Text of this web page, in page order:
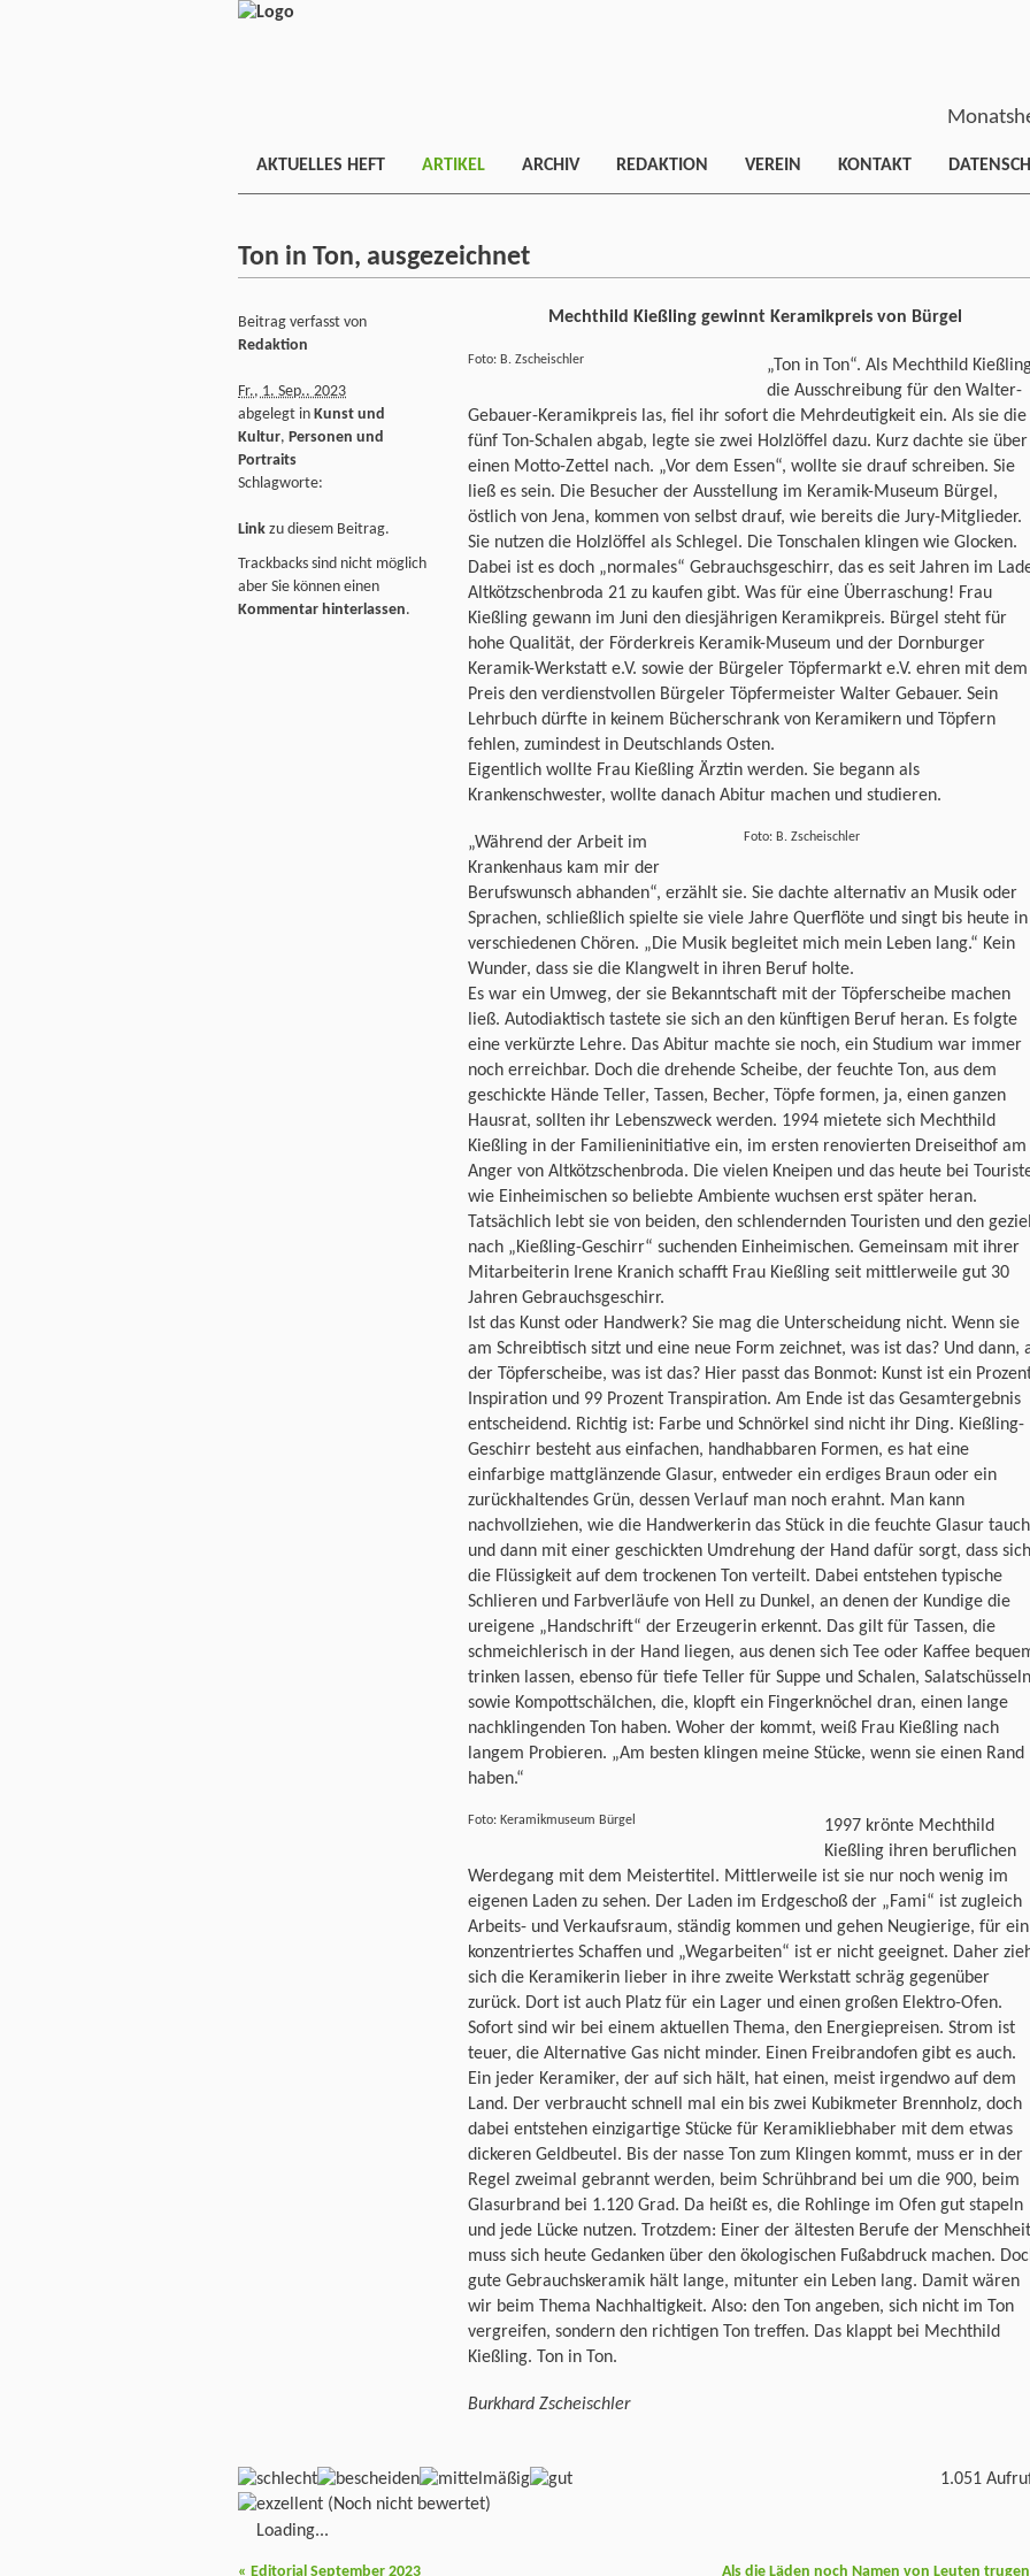
AKTUELLES HEFT ARTIKEL ARCHIV REDAKTION VEREIN KONTAKT
Ton in Ton, ausgezeichnet
Mechthild Kießling gewinnt Keramikpreis von Bürgel
Foto: B. Zscheischler
„Ton in Ton“. Als Mechthild
die Ausschreibung für den Walter-
Gebauer-Keramikpreis las, fiel ihr sofort die Mehrdeutigkeit ein. Als sie die
fünf Ton-Schalen abgab, legte sie zwei Holzlöffel dazu. Kurz dachte sie über
einen Motto-Zettel nach. „Vor dem Essen“, wollte sie drauf schreiben. Sie
ließ es sein. Die Besucher der Ausstellung im Keramik-Museum Bürgel,
östlich von Jena, kommen von selbst drauf, wie bereits die Jury-Mitglieder.
Sie nutzen die Holzlöffel als Schlegel. Die Tonschalen klingen wie Glocken.
Dabei ist es doch „normales“ Gebrauchsgeschirr, das es seit Jahren im
Altkötzschenbroda 21 zu kaufen gibt. Was für eine Überraschung! Frau
Kießling gewann im Juni den diesjährigen Keramikpreis. Bürgel steht für
hohe Qualität, der Förderkreis Keramik-Museum und der Dornburger
Keramik-Werkstatt e.V. sowie der Bürgeler Töpfermarkt e.V. ehren mit dem
Preis den verdienstvollen Bürgeler Töpfermeister Walter Gebauer. Sein
Lehrbuch dürfte in keinem Bücherschrank von Keramikern und Töpfern
fehlen, zumindest in Deutschlands Osten.
Eigentlich wollte Frau Kießling Ärztin werden. Sie begann als
Krankenschwester, wollte danach Abitur machen und studieren.
Foto: B. Zscheischler
„Während der Arbeit im
Krankenhaus kam mir der
Berufswunsch abhanden“, erzählt sie. Sie dachte alternativ an Musik oder
Sprachen, schließlich spielte sie viele Jahre Querflöte und singt bis heute in
verschiedenen Chören. „Die Musik begleitet mich mein Leben lang.“ Kein
Wunder, dass sie die Klangwelt in ihren Beruf holte.
Es war ein Umweg, der sie Bekanntschaft mit der Töpferscheibe machen
ließ. Autodiaktisch tastete sie sich an den künftigen Beruf heran. Es folgte
eine verkürzte Lehre. Das Abitur machte sie noch, ein Studium war immer
noch erreichbar. Doch die drehende Scheibe, der feuchte Ton, aus dem
geschickte Hände Teller, Tassen, Becher, Töpfe formen, ja, einen ganzen
Hausrat, sollten ihr Lebenszweck werden. 1994 mietete sich Mechthild
Kießling in der Familieninitiative ein, im ersten renovierten Dreiseithof am
Anger von Altkötzschenbroda. Die vielen Kneipen und das heute bei
wie Einheimischen so beliebte Ambiente wuchsen erst später heran.
Tatsächlich lebt sie von beiden, den schlendernden Touristen und den
nach „Kießling-Geschirr“ suchenden Einheimischen. Gemeinsam mit ihrer
Mitarbeiterin Irene Kranich schafft Frau Kießling seit mittlerweile gut 30
Jahren Gebrauchsgeschirr.
Ist das Kunst oder Handwerk? Sie mag die Unterscheidung nicht. Wenn sie
am Schreibtisch sitzt und eine neue Form zeichnet, was ist das? Und dann,
der Töpferscheibe, was ist das? Hier passt das Bonmot: Kunst ist ein
Inspiration und 99 Prozent Transpiration. Am Ende ist das Gesamtergebnis
entscheidend. Richtig ist: Farbe und Schnörkel sind nicht ihr Ding. Kießling-
Geschirr besteht aus einfachen, handhabbaren Formen, es hat eine
einfarbige mattglänzende Glasur, entweder ein erdiges Braun oder ein
zurückhaltendes Grün, dessen Verlauf man noch erahnt. Man kann
nachvollziehen, wie die Handwerkerin das Stück in die feuchte Glasur
und dann mit einer geschickten Umdrehung der Hand dafür sorgt, dass sich
die Flüssigkeit auf dem trockenen Ton verteilt. Dabei entstehen typische
Schlieren und Farbverläufe von Hell zu Dunkel, an denen der Kundige die
ureigene „Handschrift“ der Erzeugerin erkennt. Das gilt für Tassen, die
schmeichlerisch in der Hand liegen, aus denen sich Tee oder Kaffee
trinken lassen, ebenso für tiefe Teller für Suppe und Schalen, Salatschüsseln
sowie Kompottschälchen, die, klopft ein Fingerknöchel dran, einen lange
nachklingenden Ton haben. Woher der kommt, weiß Frau Kießling nach
langem Probieren. „Am besten klingen meine Stücke, wenn sie einen Rand
haben.“
Foto: Keramikmuseum Bürgel
1997 krönte Mechthild
Kießling ihren beruflichen
Werdegang mit dem Meistertitel. Mittlerweile ist sie nur noch wenig im
eigenen Laden zu sehen. Der Laden im Erdgeschoß der „Fami“ ist zugleich
Arbeits- und Verkaufsraum, ständig kommen und gehen Neugierige, für ein
konzentriertes Schaffen und „Wegarbeiten“ ist er nicht geeignet. Daher
sich die Keramikerin lieber in ihre zweite Werkstatt schräg gegenüber
zurück. Dort ist auch Platz für ein Lager und einen großen Elektro-Ofen.
Sofort sind wir bei einem aktuellen Thema, den Energiepreisen. Strom ist
teuer, die Alternative Gas nicht minder. Einen Freibrandofen gibt es auch.
Ein jeder Keramiker, der auf sich hält, hat einen, meist irgendwo auf dem
Land. Der verbraucht schnell mal ein bis zwei Kubikmeter Brennholz, doch
dabei entstehen einzigartige Stücke für Keramikliebhaber mit dem etwas
dickeren Geldbeutel. Bis der nasse Ton zum Klingen kommt, muss er in der
Regel zweimal gebrannt werden, beim Schrühbrand bei um die 900, beim
Glasurbrand bei 1.120 Grad. Da heißt es, die Rohlinge im Ofen gut stapeln
und jede Lücke nutzen. Trotzdem: Einer der ältesten Berufe der Menschheit
muss sich heute Gedanken über den ökologischen Fußabdruck machen.
gute Gebrauchskeramik hält lange, mitunter ein Leben lang. Damit wären
wir beim Thema Nachhaltigkeit. Also: den Ton angeben, sich nicht im Ton
vergreifen, sondern den richtigen Ton treffen. Das klappt bei Mechthild
Kießling. Ton in Ton.
Burkhard Zscheischler
Beitrag verfasst von
Redaktion
Fr., 1. Sep.. 2023
abgelegt in Kunst und
Kultur, Personen und
Portraits
Schlagworte:
Link zu diesem Beitrag.
Trackbacks sind nicht möglich
aber Sie können einen
Kommentar hinterlassen.
(Noch nicht bewertet)
Loading...
1.051
« Editorial September 2023 Als die Läden noch Namen von Leuten trugen